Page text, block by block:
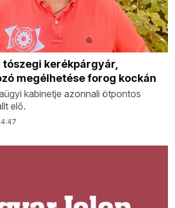
tószegi kerékpárgyár,
megélhetése forog kockán
kabinetje azonnali ötpontos
elő.